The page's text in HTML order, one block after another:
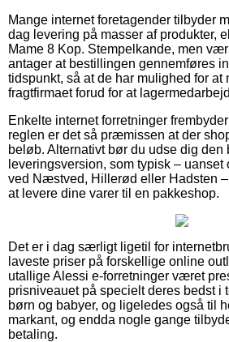
Mange internet foretagender tilbyder
dag levering på masser af produkter,
Mame 8 Kop. Stempelkande, men
antager at bestillingen gennemføres
tidspunkt, så at de har mulighed for at
fragtfirmaet forud for at
Enkelte internet forretninger
reglen er det så præmissen at der
beløb. Alternativt bør du udse dig den
leveringsversion, som typisk – uanset
ved Næstved, Hillerød eller Hadsten –
at levere dine varer til en pakkeshop.
Det er i dag særligt ligetil for
laveste priser på forskellige online
utallige Alessi e-forretninger været
prisniveauet på specielt deres bedst i
børn og babyer, og ligeledes også til
markant, og endda nogle gange
betaling.